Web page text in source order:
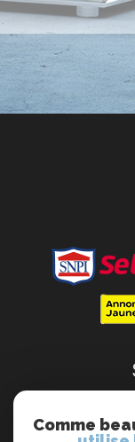
Comme